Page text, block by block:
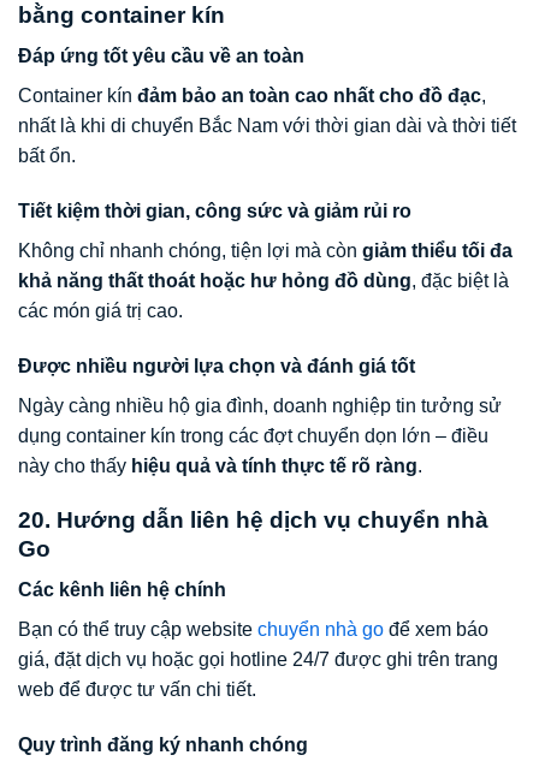
bằng container kín
Đáp ứng tốt yêu cầu về an toàn
Container kín đảm bảo an toàn cao nhất cho đồ đạc,
nhất là khi di chuyển Bắc Nam với thời gian dài và thời tiết
bất ổn.
Tiết kiệm thời gian, công sức và giảm rủi ro
Không chỉ nhanh chóng, tiện lợi mà còn giảm thiểu tối đa
khả năng thất thoát hoặc hư hỏng đồ dùng, đặc biệt là
các món giá trị cao.
Được nhiều người lựa chọn và đánh giá tốt
Ngày càng nhiều hộ gia đình, doanh nghiệp tin tưởng sử
dụng container kín trong các đợt chuyển dọn lớn – điều
này cho thấy hiệu quả và tính thực tế rõ ràng.
20. Hướng dẫn liên hệ dịch vụ chuyển nhà
Go
Các kênh liên hệ chính
Bạn có thể truy cập website chuyển nhà go để xem báo
giá, đặt dịch vụ hoặc gọi hotline 24/7 được ghi trên trang
web để được tư vấn chi tiết.
Quy trình đăng ký nhanh chóng